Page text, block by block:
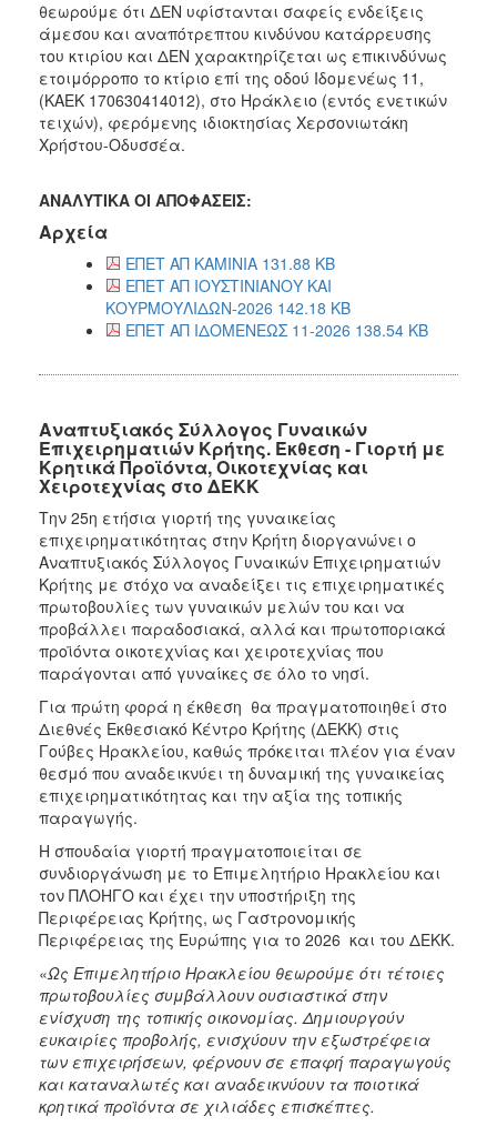
θεωρούμε ότι ΔΕΝ υφίστανται σαφείς ενδείξεις
άμεσου και αναπότρεπτου κινδύνου κατάρρευσης
του κτιρίου και ΔΕΝ χαρακτηρίζεται ως επικινδύνως
ετοιμόρροπο το κτίριο επί της οδού Ιδομενέως 11,
(ΚΑΕΚ 170630414012), στο Ηράκλειο (εντός ενετικών
τειχών), φερόμενης ιδιοκτησίας Χερσονιωτάκη
Χρήστου-Οδυσσέα.
ΑΝΑΛΥΤΙΚΑ ΟΙ ΑΠΟΦΑΣΕΙΣ:
Αρχεία
ΕΠΕΤ ΑΠ ΚΑΜΙΝΙΑ 131.88 KB
ΕΠΕΤ ΑΠ ΙΟΥΣΤΙΝΙΑΝΟΥ ΚΑΙ
ΚΟΥΡΜΟΥΛΙΔΩΝ-2026 142.18 KB
ΕΠΕΤ ΑΠ ΙΔΟΜΕΝΕΩΣ 11-2026 138.54 KB
Αναπτυξιακός Σύλλογος Γυναικών
Επιχειρηματιών Κρήτης. Έκθεση - Γιορτή με
Κρητικά Προϊόντα, Οικοτεχνίας και
Χειροτεχνίας στο ΔΕΚΚ
Την 25η ετήσια γιορτή της γυναικείας
επιχειρηματικότητας στην Κρήτη διοργανώνει ο
Αναπτυξιακός Σύλλογος Γυναικών Επιχειρηματιών
Κρήτης με στόχο να αναδείξει τις επιχειρηματικές
πρωτοβουλίες των γυναικών μελών του και να
προβάλλει παραδοσιακά, αλλά και πρωτοποριακά
προϊόντα οικοτεχνίας και χειροτεχνίας που
παράγονται από γυναίκες σε όλο το νησί.
Για πρώτη φορά η έκθεση θα πραγματοποιηθεί στο
Διεθνές Εκθεσιακό Κέντρο Κρήτης (ΔΕΚΚ) στις
Γούβες Ηρακλείου, καθώς πρόκειται πλέον για έναν
θεσμό που αναδεικνύει τη δυναμική της γυναικείας
επιχειρηματικότητας και την αξία της τοπικής
παραγωγής.
Η σπουδαία γιορτή πραγματοποιείται σε
συνδιοργάνωση με το Επιμελητήριο Ηρακλείου και
τον ΠΛΟΗΓΟ και έχει την υποστήριξη της
Περιφέρειας Κρήτης, ως Γαστρονομικής
Περιφέρειας της Ευρώπης για το 2026 και του ΔΕΚΚ.
«Ως Επιμελητήριο Ηρακλείου θεωρούμε ότι τέτοιες
πρωτοβουλίες συμβάλλουν ουσιαστικά στην
ενίσχυση της τοπικής οικονομίας. Δημιουργούν
ευκαιρίες προβολής, ενισχύουν την εξωστρέφεια
των επιχειρήσεων, φέρνουν σε επαφή παραγωγούς
και καταναλωτές και αναδεικνύουν τα ποιοτικά
κρητικά προϊόντα σε χιλιάδες επισκέπτες.